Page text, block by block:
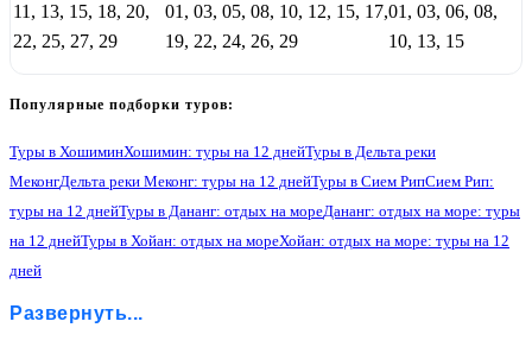
11, 13, 15, 18, 20,
22, 25, 27, 29
01, 03, 05, 08, 10, 12, 15, 17,
19, 22, 24, 26, 29
01, 03, 06, 08,
10, 13, 15
Популярные подборки туров:
Туры в ХошиминХошимин: туры на 12 днейТуры в Дельта реки
МеконгДельта реки Меконг: туры на 12 днейТуры в Сием РипСием Рип:
туры на 12 днейТуры в Дананг: отдых на мореДананг: отдых на море: туры
на 12 днейТуры в Хойан: отдых на мореХойан: отдых на море: туры на 12
дней
Ханой: туры на 12 дней
Развернуть...